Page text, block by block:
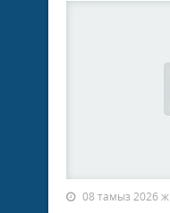
08 тамыз 2026 ж.